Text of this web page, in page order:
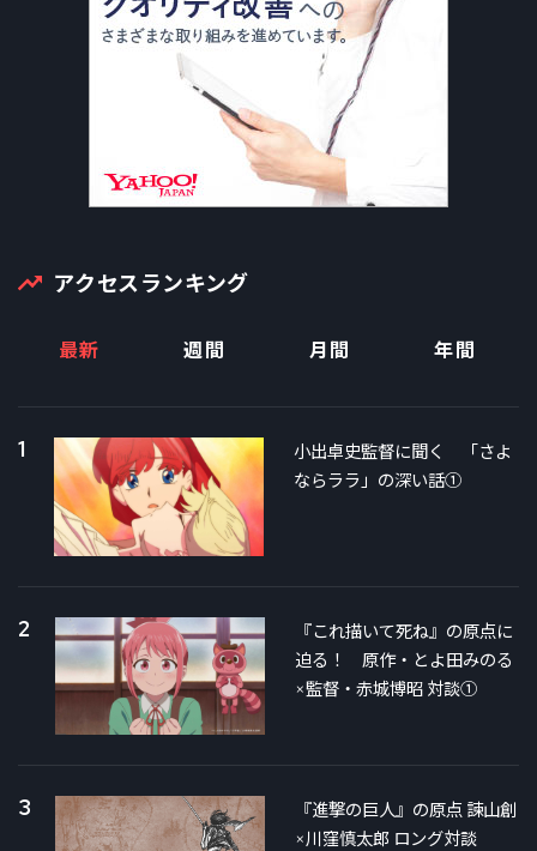
アクセスランキング
最新 週間 月間 年間
1
小出卓史監督に聞く 「さよ
ならララ」の深い話①
2
『これ描いて死ね』の原点に
迫る！ 原作・とよ田みのる
×監督・赤城博昭 対談①
3
『進撃の巨人』の原点 諫山創
×川窪慎太郎 ロング対談